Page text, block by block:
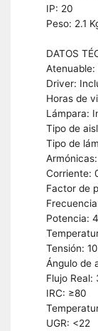
IP: 20
Peso: 2.1
DATOS
Atenuable:
Driver:
Horas de
Lámpara:
Tipo de
Tipo de
Corriente:
Factor de
Potencia:
Tensión:
Ángulo de
Flujo Real:
IRC: ≥80
UGR: <22